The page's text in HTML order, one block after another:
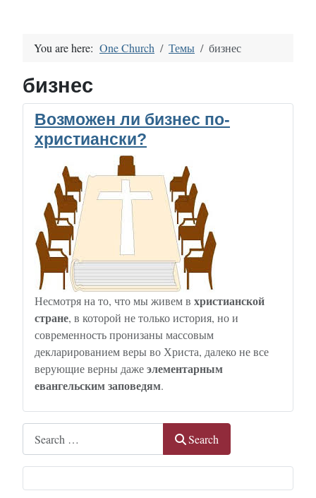
Search
You are here: One Church Темы бизнес
бизнес
Возможен ли бизнес по-
христиански?
Несмотря на то, что мы живем в христианской
стране, в которой не только история, но и
современность пронизаны массовым
декларированием веры во Христа, далеко не все
верующие верны дажеэлементарным
евангельским заповедям.